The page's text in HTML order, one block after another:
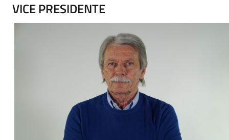
VICE PRESIDENTE